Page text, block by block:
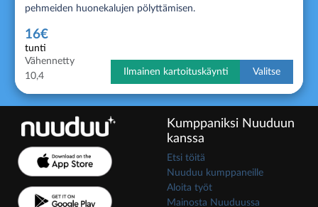
pehmeiden huonekalujen pölyttämisen.
16€
tunti
Vähennetty
10,4
Ilmainen kartoituskäynti Valitse
Kumppaniksi Nuuduun
kanssa
Etsi töitä
Nuuduu kumppaneille
Aloita työt
Mainosta Nuuduussa